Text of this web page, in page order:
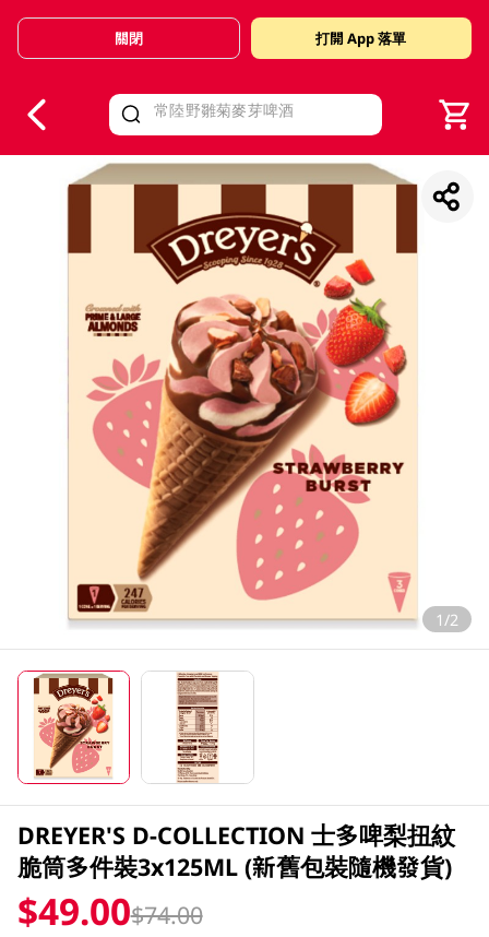
Valid Until 30 June 2026
關閉 打開 App 落單
1/2
DREYER'S D-COLLECTION 士多啤梨扭紋
脆筒多件裝3x125ML (新舊包裝隨機發貨)
$49.00$74.00